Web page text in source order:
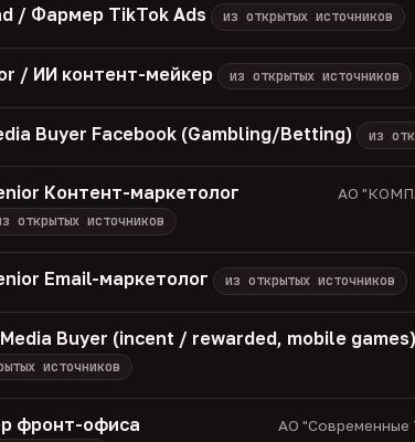
/ Фармер TikTok Ads из открытых источников
/ ИИ контент-мейкер из открытых источников
Buyer Facebook (Gambling/Betting) из
Контент-маркетолог
открытых источников
АО
Email-маркетолог из открытых источников
Buyer (incent / rewarded, mobile games)
источников
фронт-офиса АО "Современные